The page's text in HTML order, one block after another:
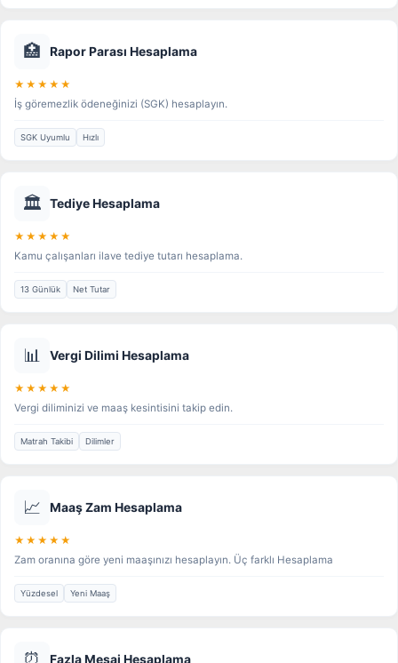
🏥 Rapor Parası Hesaplama
★★★★★
İş göremezlik ödeneğinizi (SGK) hesaplayın.
SGK Uyumlu Hızlı
🏛️ Tediye Hesaplama
★★★★★
Kamu çalışanları ilave tediye tutarı hesaplama.
13 Günlük Net Tutar
📊 Vergi Dilimi Hesaplama
★★★★★
Vergi diliminizi ve maaş kesintisini takip edin.
Matrah Takibi Dilimler
📈 Maaş Zam Hesaplama
★★★★★
Zam oranına göre yeni maaşınızı hesaplayın. Üç farklı Hesaplama
Yüzdesel Yeni Maaş
Fazla Mesai Hesaplama